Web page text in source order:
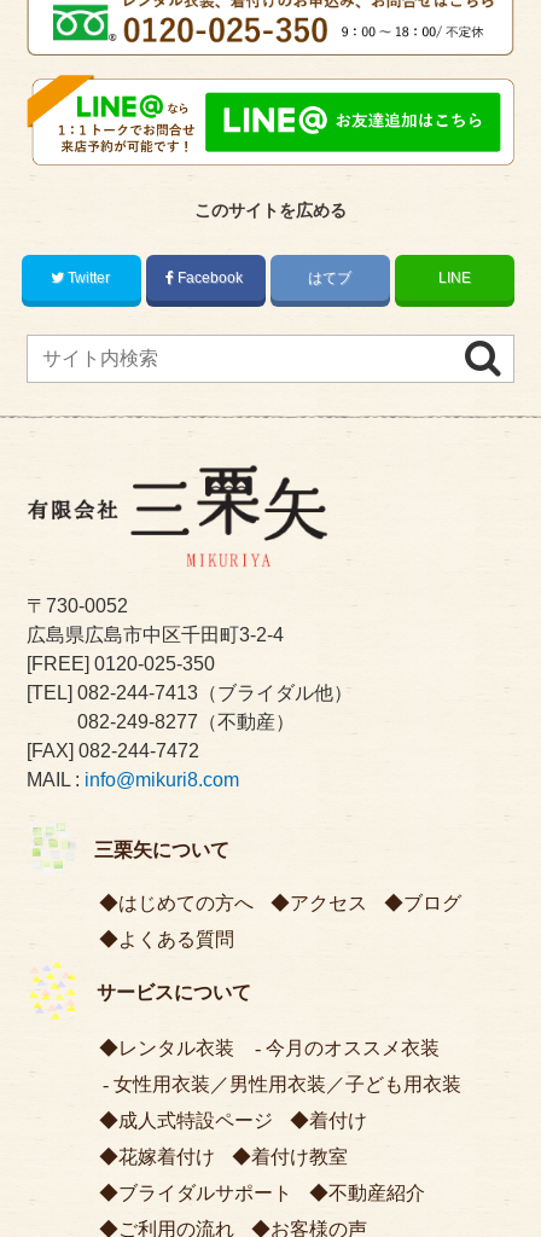
このサイトを広める
Twitter Facebook はてブ LINE
〒730-0052
広島県広島市中区千田町3-2-4
[FREE]0120-025-350
[TEL] 082-244-7413 （ブライダル他）
082-249-8277 （不動産）
[FAX] 082-244-7472
MAIL : info@mikuri8.com
三栗矢について
はじめての方へ アクセス
ブログ
よくある質問
サービスについて
レンタル衣装
今月のオススメ衣装
女性用衣装 ／男性用衣装 ／子ども用衣装
成人式特設ページ
着付け
花嫁着付け
着付け教室
ブライダルサポート
不動産紹介
ご利用の流れ
お客様の声